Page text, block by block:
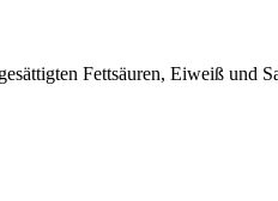
Fettsäuren, Eiweiß und